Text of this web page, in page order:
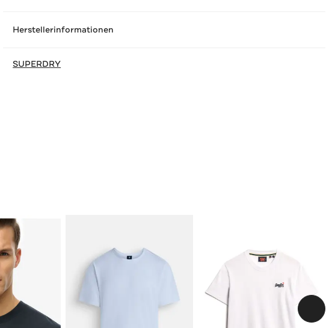
Herstellerinformationen
SUPERDRY